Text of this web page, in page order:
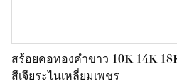
สร้อยคอทองคำขาว 10K 14K
สีเจียระไนเหลี่ยมเพชร